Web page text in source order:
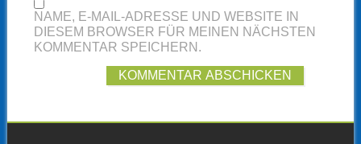
NAME, E-MAIL-ADRESSE UND WEBSITE IN
DIESEM BROWSER FÜR MEINEN NÄCHSTEN
KOMMENTAR SPEICHERN.